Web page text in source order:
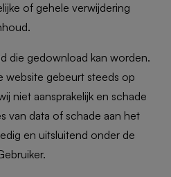
of gehele verwijdering
die gedownload kan worden.
website gebeurt steeds op
niet aansprakelijk en schade
van data of schade aan het
en uitsluitend onder de